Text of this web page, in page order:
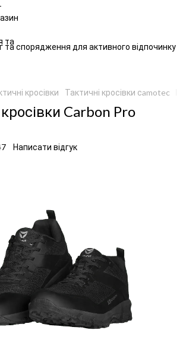
та спорядження для активного відпочинку
кросівки Тактичні кросівки сamotec
Carbon Pro
Написати відгук